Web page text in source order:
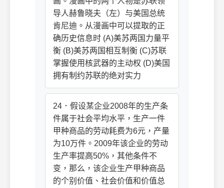
导人赫鲁晓夫（左）与美国总统
肯尼迪。从漫画中可以提取的正
确历史信息时 (A)美苏两国力量平
衡 (B)美苏两国相互制衡 (C)苏联
掌握使用核武器的主动权 (D)美国
拥有制约苏联的绝对实力
24．假设某企业2008年的生产条
件属于社会平均水平，生产一件
甲种商品的劳动耗费为6元，产量
为10万件。2009年该企业的劳动
生产率提高50%，其他条件不
变，那么，该企业生产甲种商品
的个别价值、社会价值和价值总